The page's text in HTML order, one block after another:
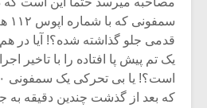
قدمی جلو گذاشته شده؟! آیا در
یک تم پیش پا افتاده را با تاخیر
که بعد از گذشت چندین دقیقه به